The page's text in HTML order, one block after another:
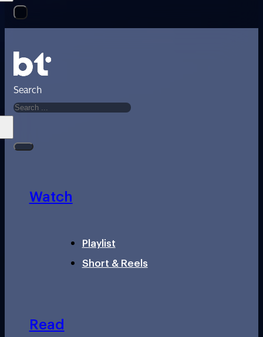
Search
Watch
Playlist
Short & Reels
Read